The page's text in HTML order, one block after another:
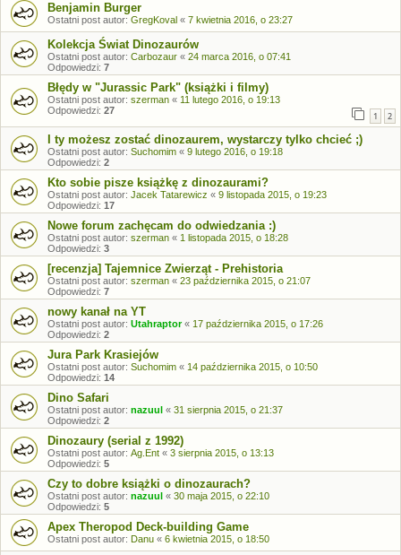
Benjamin Burger
Ostatni post autor: GregKoval « 7 kwietnia 2016, o 23:27
Kolekcja Świat Dinozaurów
Ostatni post autor: Carbozaur « 24 marca 2016, o 07:41
Odpowiedzi: 7
Błędy w "Jurassic Park" (książki i filmy)
Ostatni post autor: szerman « 11 lutego 2016, o 19:13
Odpowiedzi: 27 1 2
I ty możesz zostać dinozaurem, wystarczy tylko chcieć ;)
Ostatni post autor: Suchomim « 9 lutego 2016, o 19:18
Odpowiedzi: 2
Kto sobie pisze książkę z dinozaurami?
Ostatni post autor: Jacek Tatarewicz « 9 listopada 2015, o 19:23
Odpowiedzi: 17
Nowe forum zachęcam do odwiedzania :)
Ostatni post autor: szerman « 1 listopada 2015, o 18:28
Odpowiedzi: 3
[recenzja] Tajemnice Zwierząt - Prehistoria
Ostatni post autor: szerman « 23 października 2015, o 21:07
Odpowiedzi: 7
nowy kanał na YT
Ostatni post autor: Utahraptor« 17 października 2015, o 17:26
Odpowiedzi: 2
Jura Park Krasiejów
Ostatni post autor: Suchomim « 14 października 2015, o 10:50
Odpowiedzi: 14
Dino Safari
Ostatni post autor: nazuul « 31 sierpnia 2015, o 21:37
Odpowiedzi: 2
Dinozaury (serial z 1992)
Ostatni post autor: Ag.Ent « 3 sierpnia 2015, o 13:13
Odpowiedzi: 5
Czy to dobre książki o dinozaurach?
Ostatni post autor: nazuul « 30 maja 2015, o 22:10
Odpowiedzi: 5
Apex Theropod Deck-building Game
Ostatni post autor: Danu « 6 kwietnia 2015, o 18:50